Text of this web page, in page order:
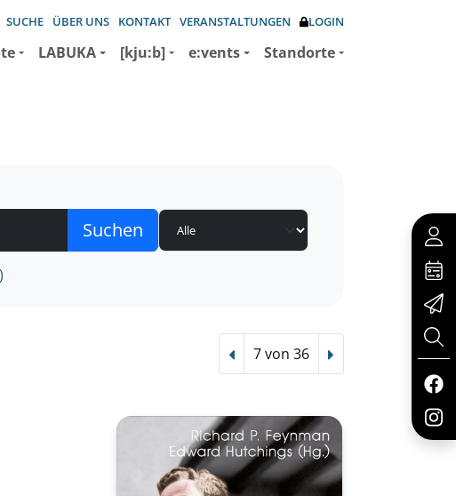
SUCHE ÜBER UNS KONTAKT VERANSTALTUNGEN LOGIN
LABUKA [kju:b] e:vents Standorte
Vorheriger Treffer
7 von 36 Nächster Treffer